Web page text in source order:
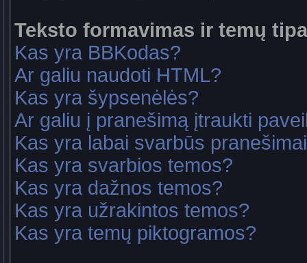
Teksto formavimas ir temų
Kas yra BBKodas?
Ar galiu naudoti HTML?
Kas yra šypsenėlės?
Ar galiu į pranešimą įtraukti
Kas yra labai svarbūs
Kas yra svarbios temos?
Kas yra dažnos temos?
Kas yra užrakintos temos?
Kas yra temų piktogramos?